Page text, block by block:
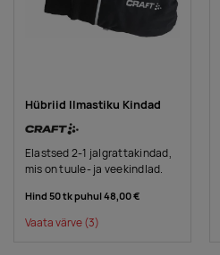
Hübriid Ilmastiku Kindad
Elastsed 2-1 jalgrattakindad,
mis on tuule- ja veekindlad.
Hind 50 tk puhul48,00 €
Vaata värve(3)